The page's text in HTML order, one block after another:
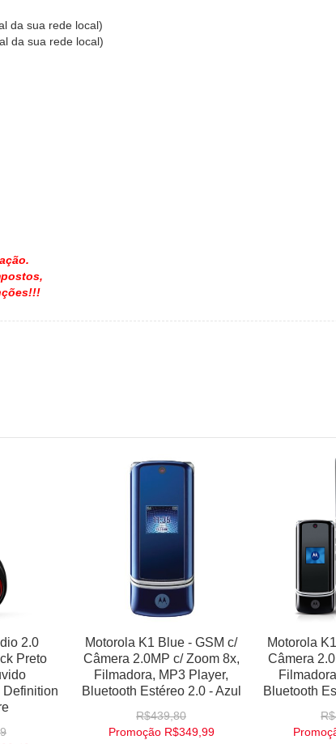
da sua rede local)
da sua rede local)
K1 Black - GSM c/
2.0MP c/ Zoom 8x,
MP3 Player,
Estéreo 2.0 - Preto
R$349,99
Motorola V3 Classic Black -
GSM Flip 2.2" Tela LCD
Quad-Band Java - Preto
R$339,89